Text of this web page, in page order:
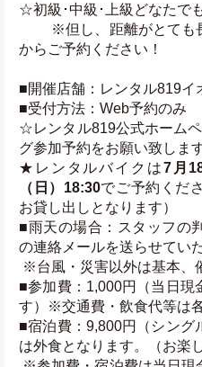
☆初級･中級･上級どなたで
からご予約ください！
■開催店舗：レンタル819イ
■受付方法：Web予約のみ
☆レンタル819公式ホーム
グ参加予約をお願い致しま
★レンタルバイクは7月
（日）18:30でご予約くだ
お貸し出しとなります）
■雨天の場合：スタッフの
の連絡メールを送らせてい
※台風・災害以外は基本、
■参加費：1,000円（当日現
す）※交通費・飲食代等は
■宿泊費：9,800円（シン
は外食となります。（お楽